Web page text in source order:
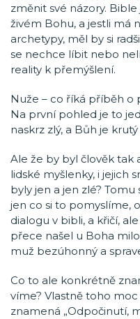
změnit své názory.
živém Bohu, a jestli má
archetypy, měl by si
se nechce líbit nebo
reality k přemýšlení.
Nuže – co říká příběh o
Na první pohled je to
naskrz zlý, a Bůh je krutý
Ale že by byl člověk tak
lidské myšlenky, i jejich
byly jen a jen zlé?
jen co si to pomyslíme,
dialogu v bibli, a křičí,
přece našel u Boha
muž bezúhonný a
Co to ale konkrétně
víme? Vlastně toho
znamená „Odpočinutí,